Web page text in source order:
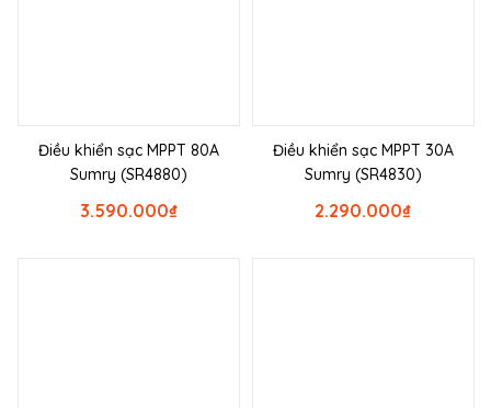
Điều khiển sạc MPPT 80A
Sumry (SR4880)
₫
3.590.000
Điều khiển sạc MPPT 30A
Sumry (SR4830)
₫
2.290.000